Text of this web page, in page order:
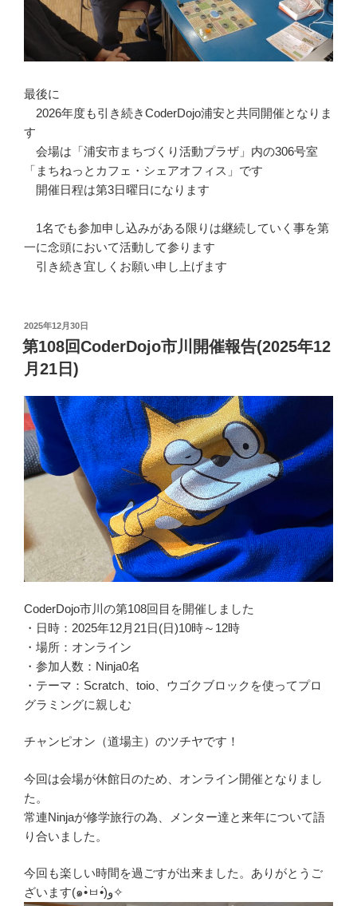
最後に
2026年度も引き続きCoderDojo浦安と共同開催となりま
す
会場は「浦安市まちづくり活動プラザ」内の306号室
「まちねっとカフェ・シェアオフィス」です
開催日程は第3日曜日になります
1名でも参加申し込みがある限りは継続していく事を第
一に念頭において活動して参ります
引き続き宜しくお願い申し上げます
投
稿
日:
2025年12月30日
第108回CoderDojo市川開催報告(2025年12
月21日)
CoderDojo市川の第108回目を開催しました
・日時：2025年12月21日(日)10時～12時
・場所：オンライン
・参加人数：Ninja0名
・テーマ：Scratch、toio、ウゴクブロックを使ってプロ
グラミングに親しむ
チャンピオン（道場主）のツチヤです！
今回は会場が休館日のため、オンライン開催となりまし
た。
常連Ninjaが修学旅行の為、メンター達と来年について語
り合いました。
今回も楽しい時間を過ごすが出来ました。ありがとうご
ざいます(๑•̀ㅂ•́)و✧